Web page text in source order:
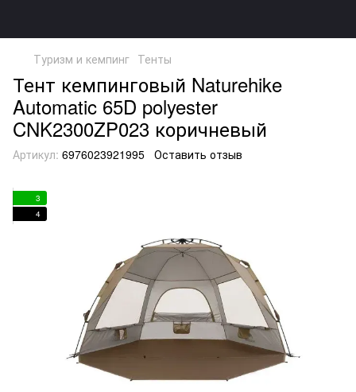
Туризм и кемпинг Тенты
Тент кемпинговый Naturehike
Automatic 65D polyester
CNK2300ZP023 коричневый
Артикул: 6976023921995 Оставить отзыв
3
4